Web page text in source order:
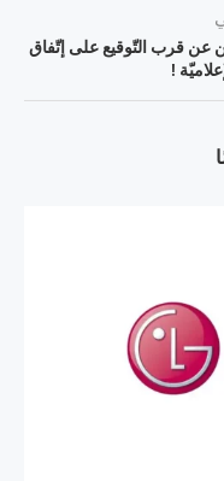
عن قرب التّوقيع على إتّفاق
!